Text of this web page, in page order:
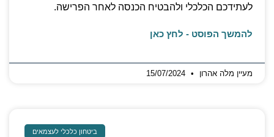
לעתידכם הכלכלי ולהבטיח הכנסה לאחר הפרישה.
להמשך הפוסט - לחץ כאן
מעיין מלה אהרון
ביטחון כלכלי לעצמאים